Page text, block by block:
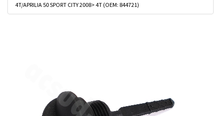
4T/APRILIA 50 SPORT CITY 2008> 4T (OEM: 844721)